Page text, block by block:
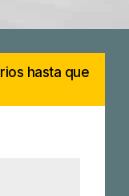
hasta que